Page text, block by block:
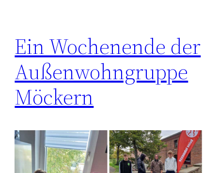
Ein Wochenende der
Außenwohngruppe
Möckern